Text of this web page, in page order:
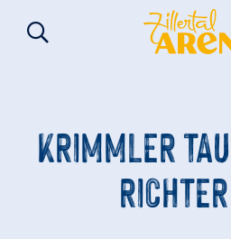
KRIMMLER